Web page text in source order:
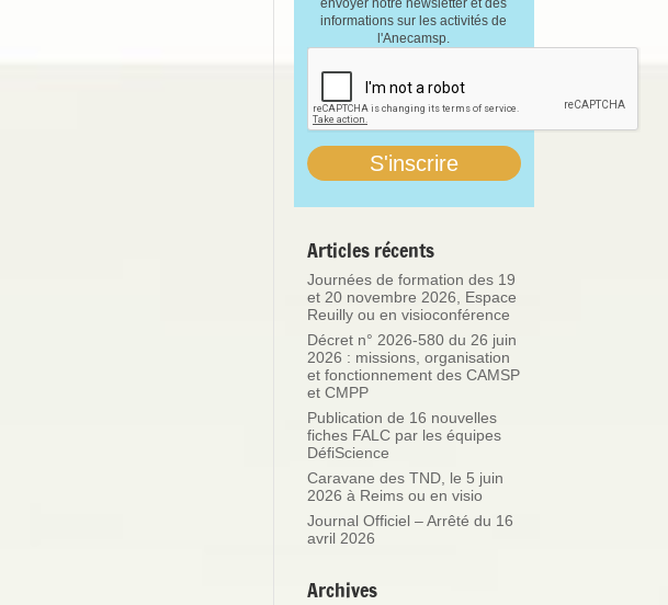
envoyer notre newsletter et des
informations sur les activités de
l'Anecamsp.
Articles récents
Journées de formation des 19
et 20 novembre 2026, Espace
Reuilly ou en visioconférence
Décret n° 2026-580 du 26 juin
2026 : missions, organisation
et fonctionnement des CAMSP
et CMPP
Publication de 16 nouvelles
fiches FALC par les équipes
DéfiScience
Caravane des TND, le 5 juin
2026 à Reims ou en visio
Journal Officiel – Arrêté du 16
avril 2026
Archives